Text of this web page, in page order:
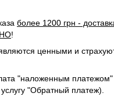
более 1200 грн -
!
ценными и
"наложенным
"Обратный платеж).